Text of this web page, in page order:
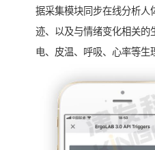
据采集模块同步在线分析人
迹、以及与情绪变化相关的
电、皮温、呼吸、心率等生